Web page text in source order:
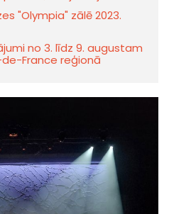
"Olympia" zālē 2023.
no 3. līdz 9. augustam
France reģionā